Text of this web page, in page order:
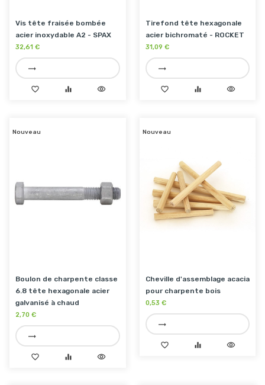
Vis tête fraisée bombée
acier inoxydable A2 - SPAX
32,61 €
trending_flat
favorite_border equalizer visibility
Tirefond tête hexagonale
acier bichromaté - ROCKET
31,09 €
trending_flat
favorite_border equalizer visibility
Nouveau
Boulon de charpente classe
6.8 tête hexagonale acier
galvanisé à chaud
2,70 €
trending_flat
favorite_border equalizer visibility
Nouveau
Cheville d'assemblage acacia
pour charpente bois
0,53 €
trending_flat
favorite_border equalizer visibility